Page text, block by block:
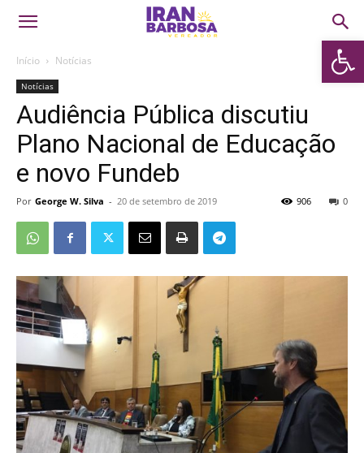
Abrir
Início Notícias
Notícias
Audiência Pública discutiu
Plano Nacional de Educação
e novo Fundeb
Por George W. Silva - 20 de setembro de 2019 0
906